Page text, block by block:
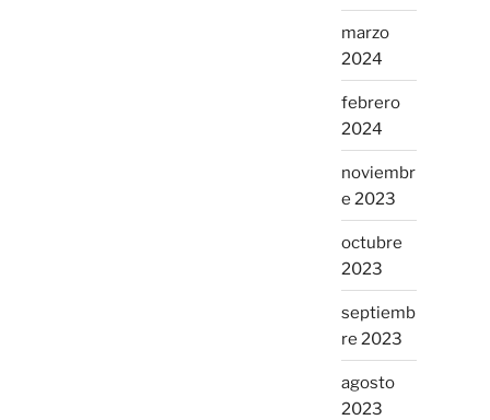
marzo
2024
febrero
2024
noviembr
e 2023
octubre
2023
septiemb
re 2023
agosto
2023